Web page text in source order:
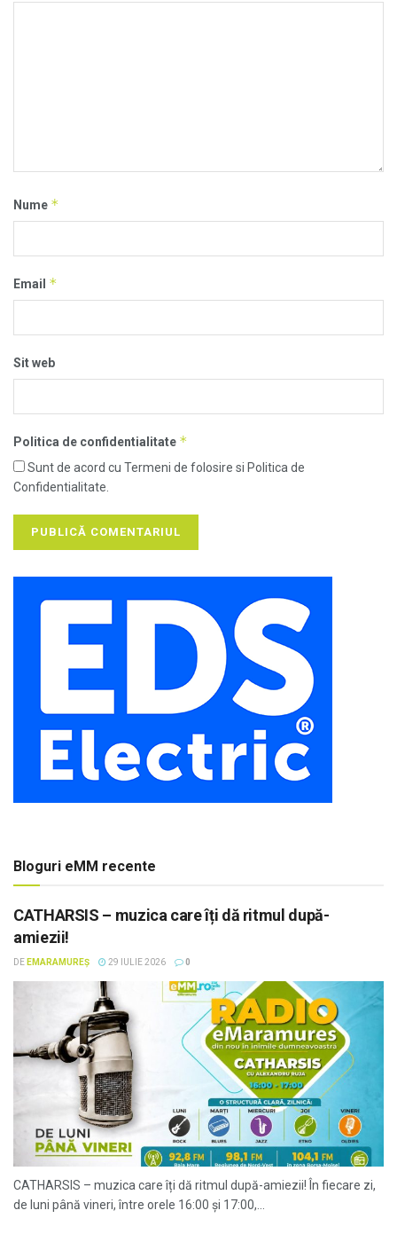
Nume *
Email *
Sit web
Politica de confidentialitate *
Sunt de acord cu Termeni de folosire si Politica de
Confidentialitate.
Bloguri eMM recente
CATHARSIS – muzica care îți dă ritmul după-
amiezii!
DE EMARAMUREȘ 29 IULIE 2026 0
CATHARSIS – muzica care îți dă ritmul după-amiezii! În fiecare zi,
de luni până vineri, între orele 16:00 și 17:00,...